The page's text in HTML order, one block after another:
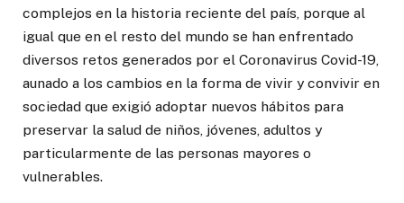
complejos en la historia reciente del país, porque al
igual que en el resto del mundo se han enfrentado
diversos retos generados por el Coronavirus Covid-19,
aunado a los cambios en la forma de vivir y convivir en
sociedad que exigió adoptar nuevos hábitos para
preservar la salud de niños, jóvenes, adultos y
particularmente de las personas mayores o
vulnerables.